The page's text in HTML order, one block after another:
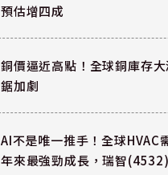
預估增四成
銅價逼近高點！全球銅庫存
鋸加劇
AI不是唯一推手！全球HVAC
年來最強勁成長，瑞智